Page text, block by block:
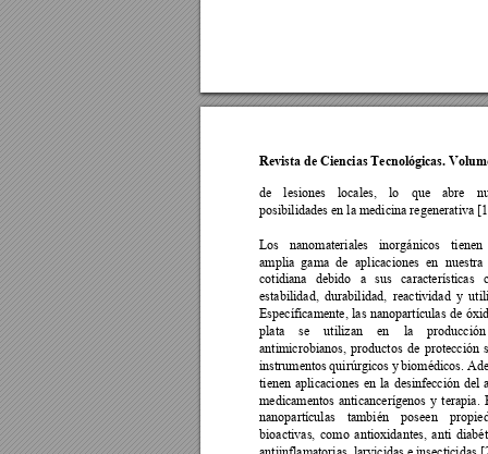
Revista de Ciencias Tecnológicas.
de lesiones locales, lo que abre
posibilidades en la medicina regenerativa
Los
nanomateriales inorgánicos tienen
amplia gama de aplicaciones en nuestra
cotidiana debido a sus características
estabilidad, durabilidad, reactividad y
Específicamente, las nanopartículas de óx
plata
se utilizan en la
producción
antimicrobianos, productos de protección
instrumentos quirúrgicos ybiomédicos.
tienen aplicaciones en la desinfección del
medicamentos anticancerígenos y terapia.
nanopartículas
también poseen
bioactivas, como antioxidantes, anti